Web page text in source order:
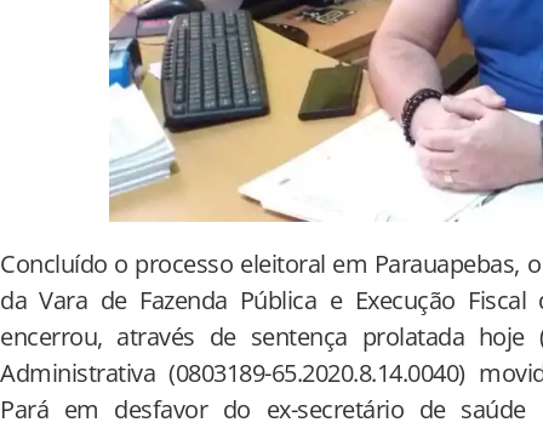
Concluído o processo eleitoral em Parauapebas,
da Vara de Fazenda Pública e Execução
encerrou, através de sentença prolatada
Administrativa (0803189-65.2020.8.14.0040)
Pará em desfavor do ex-secretário de saúde